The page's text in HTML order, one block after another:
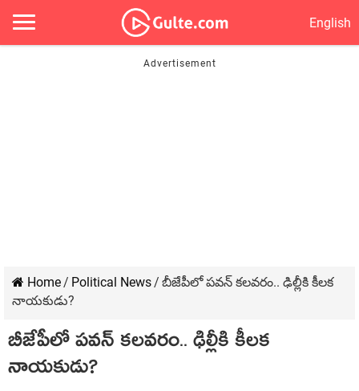
English
Home/ Political News/ బీజేపీలో ప‌వ‌న్ క‌ల‌వ‌రం.. ఢిల్లీకి కీల‌క
నాయ‌కుడు?
బీజేపీలో ప‌వ‌న్ క‌ల‌వ‌రం.. ఢిల్లీకి కీల‌క
నాయ‌కుడు?